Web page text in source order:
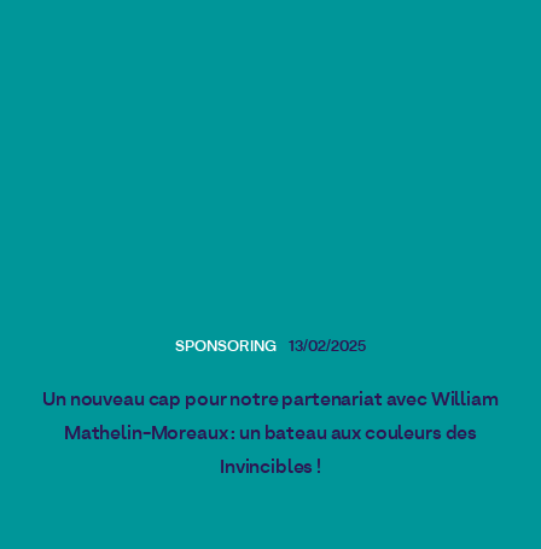
SPONSORING 13/02/2025
Un nouveau cap pour notre partenariat avec William
Mathelin-Moreaux : un bateau aux couleurs des
Invincibles !